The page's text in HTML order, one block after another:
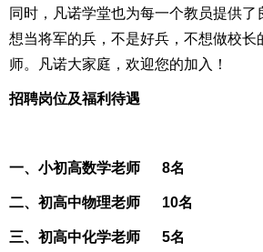
同时，凡诺学堂也为每一个教员提供了
想当将军的兵，不是好兵，不想做校长
师。凡诺大家庭，欢迎您的加入！
招聘岗位及福利待遇
一、小初高数学老师 8名
二、初高中物理老师 10名
三、初高中化学老师 5名